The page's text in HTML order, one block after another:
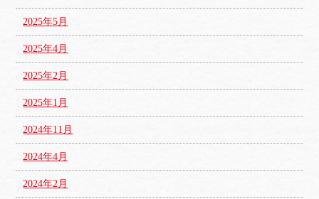
2025年5月
2025年4月
2025年2月
2025年1月
2024年11月
2024年4月
2024年2月